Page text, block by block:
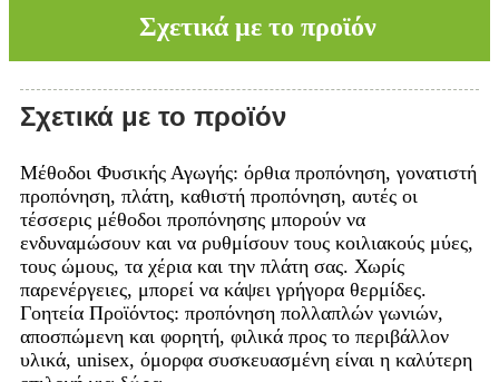
Σχετικά με το προϊόν
Σχετικά με το προϊόν
Μέθοδοι Φυσικής Αγωγής: όρθια προπόνηση, γονατιστή
προπόνηση, πλάτη, καθιστή προπόνηση, αυτές οι
τέσσερις μέθοδοι προπόνησης μπορούν να
ενδυναμώσουν και να ρυθμίσουν τους κοιλιακούς μύες,
τους ώμους, τα χέρια και την πλάτη σας. Χωρίς
παρενέργειες, μπορεί να κάψει γρήγορα θερμίδες.
Γοητεία Προϊόντος: προπόνηση πολλαπλών γωνιών,
αποσπώμενη και φορητή, φιλικά προς το περιβάλλον
υλικά, unisex, όμορφα συσκευασμένη είναι η καλύτερη